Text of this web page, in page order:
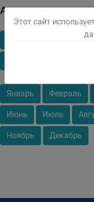
Архив
2018
Январь Февраль
Июнь Июль
Ноябрь Декабрь
Этот сайт